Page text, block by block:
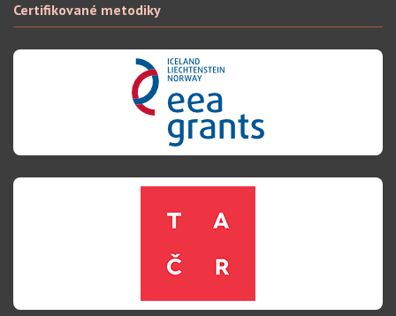
Certifikované metodiky